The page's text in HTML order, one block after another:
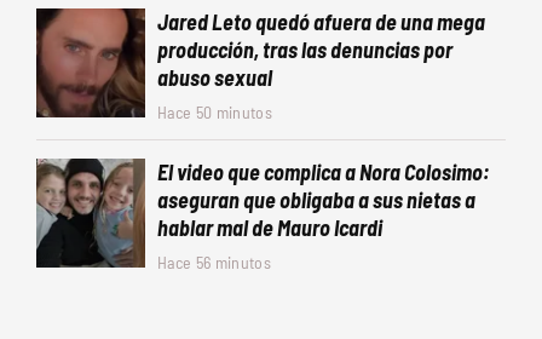
Jared Leto quedó afuera de una mega
producción, tras las denuncias por
abuso sexual
Hace 50 minutos
El video que complica a Nora Colosimo:
aseguran que obligaba a sus nietas a
hablar mal de Mauro Icardi
Hace 56 minutos